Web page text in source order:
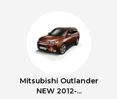
Mitsubishi Outlander
NEW 2012-...